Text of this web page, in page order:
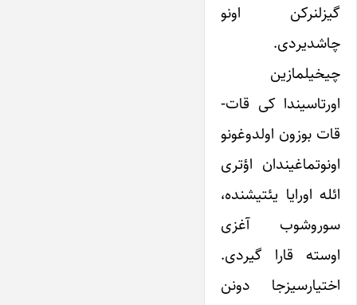
گیزلنرکن اونو
چاشدیردی.
چیخیلمازین
اورتاسیندا کی قات-
قات بوزون اولدوغونو
اونوتماغیندان اؤتری
ائله اورایا یئتیشنده،
سوروشوب آغزی
اوسته قارا گیردی.
اختیارسیزجا دونن